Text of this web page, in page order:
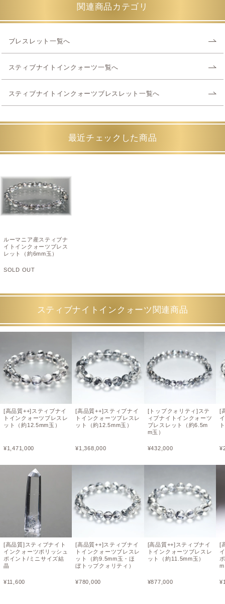
関連商品カテゴリ
ブレスレット一覧へ
スティブナイトインクォーツ一覧へ
スティブナイトインクォーツブレスレット一覧へ
最近チェックした商品
ルーマニア産スティブナ
イトインクォーツブレス
レット（約6mm玉）
SOLD OUT
スティブナイトインクォーツ関連商品
[高品質++]スティブナイ
トインクォーツブレスレ
ット（約12.5mm玉）
¥1,471,000
[高品質]スティブナイト
インクォーツポリッシュ
ポイント/ミニサイズ結
晶
¥11,600
[高品質++]スティブナイ
トインクォーツブレスレ
ット（約12.5mm玉）
¥1,368,000
[高品質++]スティブナイ
トインクォーツブレスレ
ット（約9.5mm玉・ほ
ぼトップクォリティ）
¥780,000
[トップクォリティ]ステ
ィブナイトインクォーツ
ブレスレット（約6.5m
m玉）
¥432,000
[高品質++]スティブナイ
トインクォーツブレスレ
ット（約11.5mm玉）
¥877,000
[
¥
[
¥